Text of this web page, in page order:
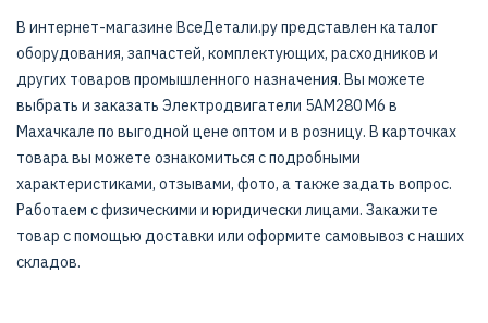
В интернет-магазине ВсеДетали.ру представлен каталог
оборудования, запчастей, комплектующих, расходников и
других товаров промышленного назначения. Вы можете
выбрать и заказать Электродвигатели 5АМ280 M6 в
Махачкале по выгодной цене оптом и в розницу. В карточках
товара вы можете ознакомиться с подробными
характеристиками, отзывами, фото, а также задать вопрос.
Работаем с физическими и юридически лицами. Закажите
товар с помощью доставки или оформите самовывоз с наших
складов.